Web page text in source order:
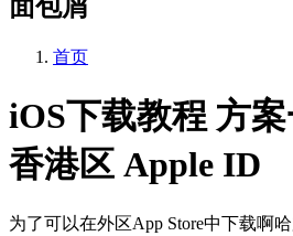
面包屑
首页
iOS下载教程 方
香港区 Apple ID
为了可以在外区App Store中下载啊